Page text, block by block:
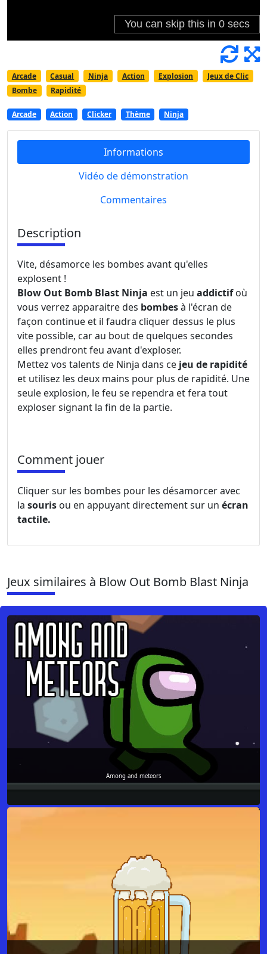
Arcade Casual Ninja Action Explosion
Jeux de Clic
Bombe
Rapidité
Arcade Action Clicker Thème Ninja
Informations
Vidéo de démonstration
Commentaires
Description
Vite, désamorce les bombes avant qu'elles
explosent !
Blow Out Bomb Blast Ninja est un jeu addictifoù
vous verrez apparaitre des bombesà l'écran de
façon continue et il faudra cliquer dessus le plus
vite possible, car au bout de quelques secondes
elles prendront feu avant d'exploser.
Mettez vos talents de Ninja dans ce jeu de rapidité
et utilisez les deux mains pour plus de rapidité. Une
seule explosion, le feu se rependra et fera tout
exploser signant la fin de la partie.
Comment jouer
Cliquer sur les bombes pour les désamorcer avec
la souris ou en appuyant directement sur un écran
tactile.
Jeux similaires à Blow Out Bomb Blast Ninja
Among and meteors